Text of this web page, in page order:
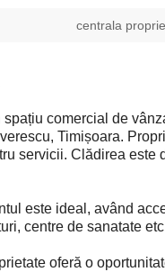
centrala proprie
spațiu comercial de
Timișoara.
servicii. Clădirea este
este ideal, având
centre de sanatate
oferă o